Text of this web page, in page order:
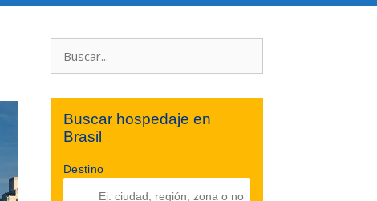
Buscar hospedaje en
Brasil
Destino